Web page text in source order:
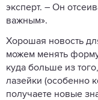
эксперт. – Он
важным».
Хорошая новость
можем менять
куда больше из
лазейки (особенно
получаете новые